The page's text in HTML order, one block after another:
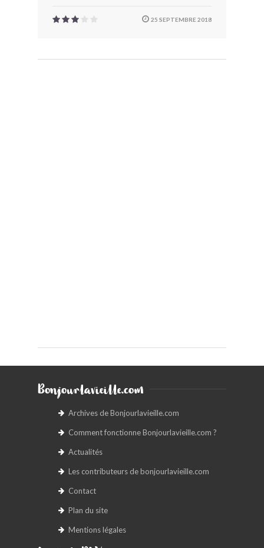
25 SEPTEMBRE 2018
Bonjourlavieille.com
Archives de Bonjourlavieille.com
Comment fonctionne Bonjourlavieille.com ?
Actualités
Les contributeurs de bonjourlavieille.com
Contact
Plan du site
Mentions légales